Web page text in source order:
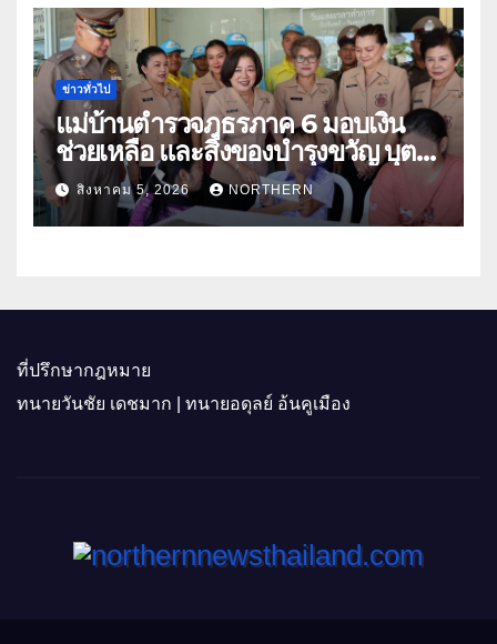
ข่าวทั่วไป
แม่บ้านตำรวจภูธรภาค 6 มอบเงิน
ช่วยเหลือ และสิ่งของบำรุงขวัญ บุตร-
ธิดา ข้าราชการตำรวจจังหวัด
อุทัยธานี
สิงหาคม 5, 2026 NORTHERN
ที่ปรึกษากฎหมาย
ทนายวันชัย เดชมาก | ทนายอดุลย์ อ้นคูเมือง